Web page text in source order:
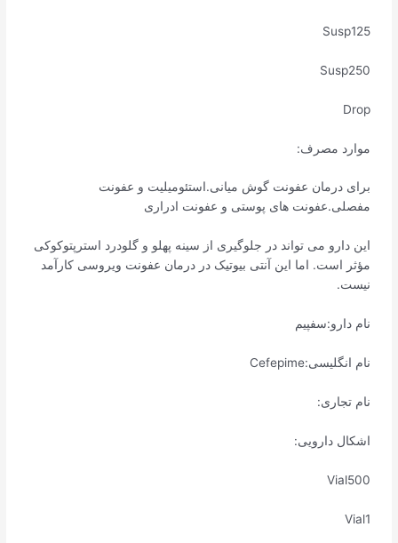
Susp125
Susp250
Drop
موارد مصرف:
برای درمان عفونت گوش میانی.استئومیلیت و عفونت
مفصلی.عفونت های پوستی و عفونت ادراری
این دارو می تواند در جلوگیری از سینه پهلو و گلودرد استرپتوکوکی
مؤثر است. اما این آنتی بیوتیک در درمان عفونت ویروسی کارآمد
نیست.
نام دارو:سفپیم
نام انگلیسی:Cefepime
نام تجاری:
اشکال دارویی:
Vial500
Vial1